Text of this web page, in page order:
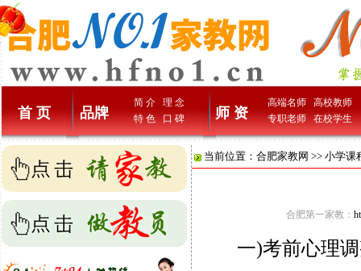
首 页 品牌
简 介
理 念
特 色
口 碑 师 资
高端名师
高校教师
专职老师
在校学生
当前位置： 合肥家教网 >> 小学课
合肥第一家教：
一)考前心理调